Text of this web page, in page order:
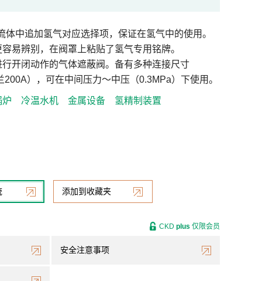
体中追加氢气对应选择项，保证在氢气中的使用。
易辨别，在阀罩上粘贴了氢气专用铭牌。
开闭动作的气体遮蔽阀。备有多种连接尺寸
），可在中间压力～中压（0.3MPa）下使用。
炉 冷温水机 金属设备 氢精制装置
添加到收藏夹
安全注意事项
CKD plus 仅限会员